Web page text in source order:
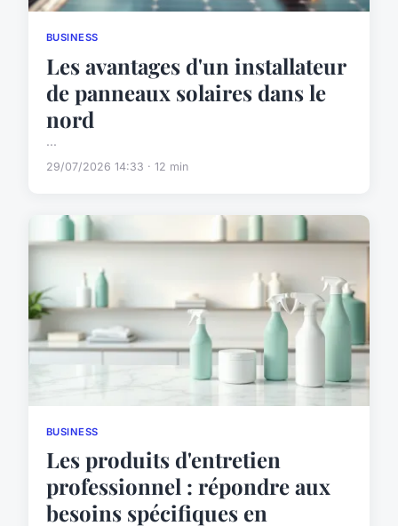
BUSINESS
Les avantages d'un installateur
de panneaux solaires dans le
nord
...
29/07/2026 14:33 · 12 min
BUSINESS
Les produits d'entretien
professionnel : répondre aux
besoins spécifiques en